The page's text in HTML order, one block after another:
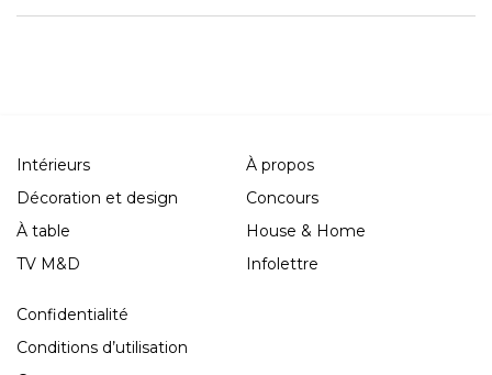
Intérieurs
Décoration et design
À table
TV M&D
À propos
Concours
House & Home
Infolettre
Confidentialité
Conditions d’utilisation